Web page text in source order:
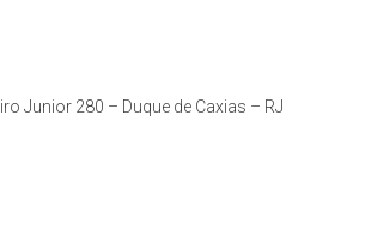
Junior 280 – Duque de Caxias – RJ